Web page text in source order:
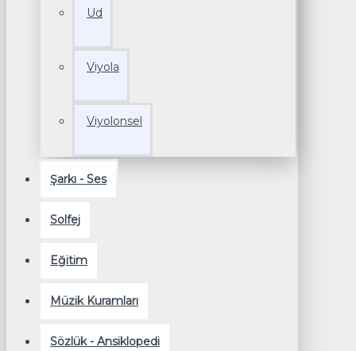
Ud
Viyola
Viyolonsel
Şarkı - Ses
Solfej
Eğitim
Müzik Kuramları
Sözlük - Ansiklopedi